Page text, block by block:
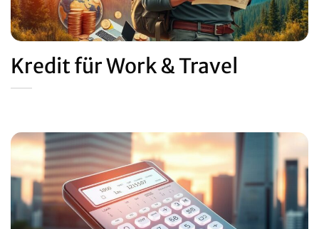
Kredit für Work & Travel